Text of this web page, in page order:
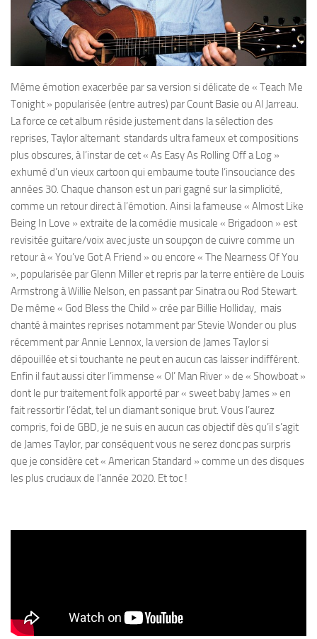
Même émotion exacerbée par sa version si délicate de « Teach Me
Tonight » popularisée (entre autres) par Count Basie ou Al Jarreau.
La force ce cet album réside justement dans la sélection des
reprises, Taylor alternant standards ultra fameux et compositions
plus obscures, à l’instar de cet « As Easy As Rolling Off a Log »
exhumé d’un vieux cartoon qui embaume toute l’insouciance des
années 30. Chaque chanson est un pari gagné sur la simplicité,
comme un retour direct à l’émotion. Ainsi la fameuse « Almost Like
Being In Love » extraite de la comédie musicale « Brigadoon » est
revisitée guitare/voix avec juste un soupçon de cuivre comme un
retour à « You’ve Got A Friend » ou encore « The Nearness Of You
», popularisée par Glenn Miller et repris par la terre entière de Louis
Armstrong à Willie Nelson, en passant par Sinatra ou Rod Stewart.
De même « God Bless the Child » crée par Billie Holliday, mais
chanté à maintes reprises notamment par Stevie Wonder ou plus
récemment par Annie Lennox, la version de James Taylor si
dépouillée et si touchante ne peut en aucun cas laisser indifférent.
Enfin il faut aussi citer l’immense « Ol’ Man River » de « Showboat »
dont le pur traitement folk apporté par « sweet baby James » en
fait ressortir l’éclat, tel un diamant sonique brut. Vous l’aurez
compris, foi de GBD, je ne suis en aucun cas objectif dès qu’il s’agit
de James Taylor, par conséquent vous ne serez donc pas surpris
que je considère cet « American Standard » comme un des disques
les plus cruciaux de l’année 2020. Et toc !